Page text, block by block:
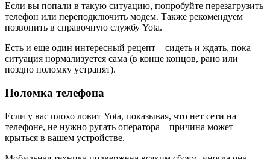
Если вы попали в такую ситуацию, попробуйте перезагрузить
телефон или переподключить модем. Также рекомендуем
позвонить в справочную службу Yota.
Есть и еще один интересный рецепт – сидеть и ждать, пока
ситуация нормализуется сама (в конце концов, рано или
поздно поломку устранят).
Поломка телефона
Если у вас плохо ловит Yota, показывая, что нет сети на
телефоне, не нужно ругать оператора – причина может
крыться в вашем устройстве.